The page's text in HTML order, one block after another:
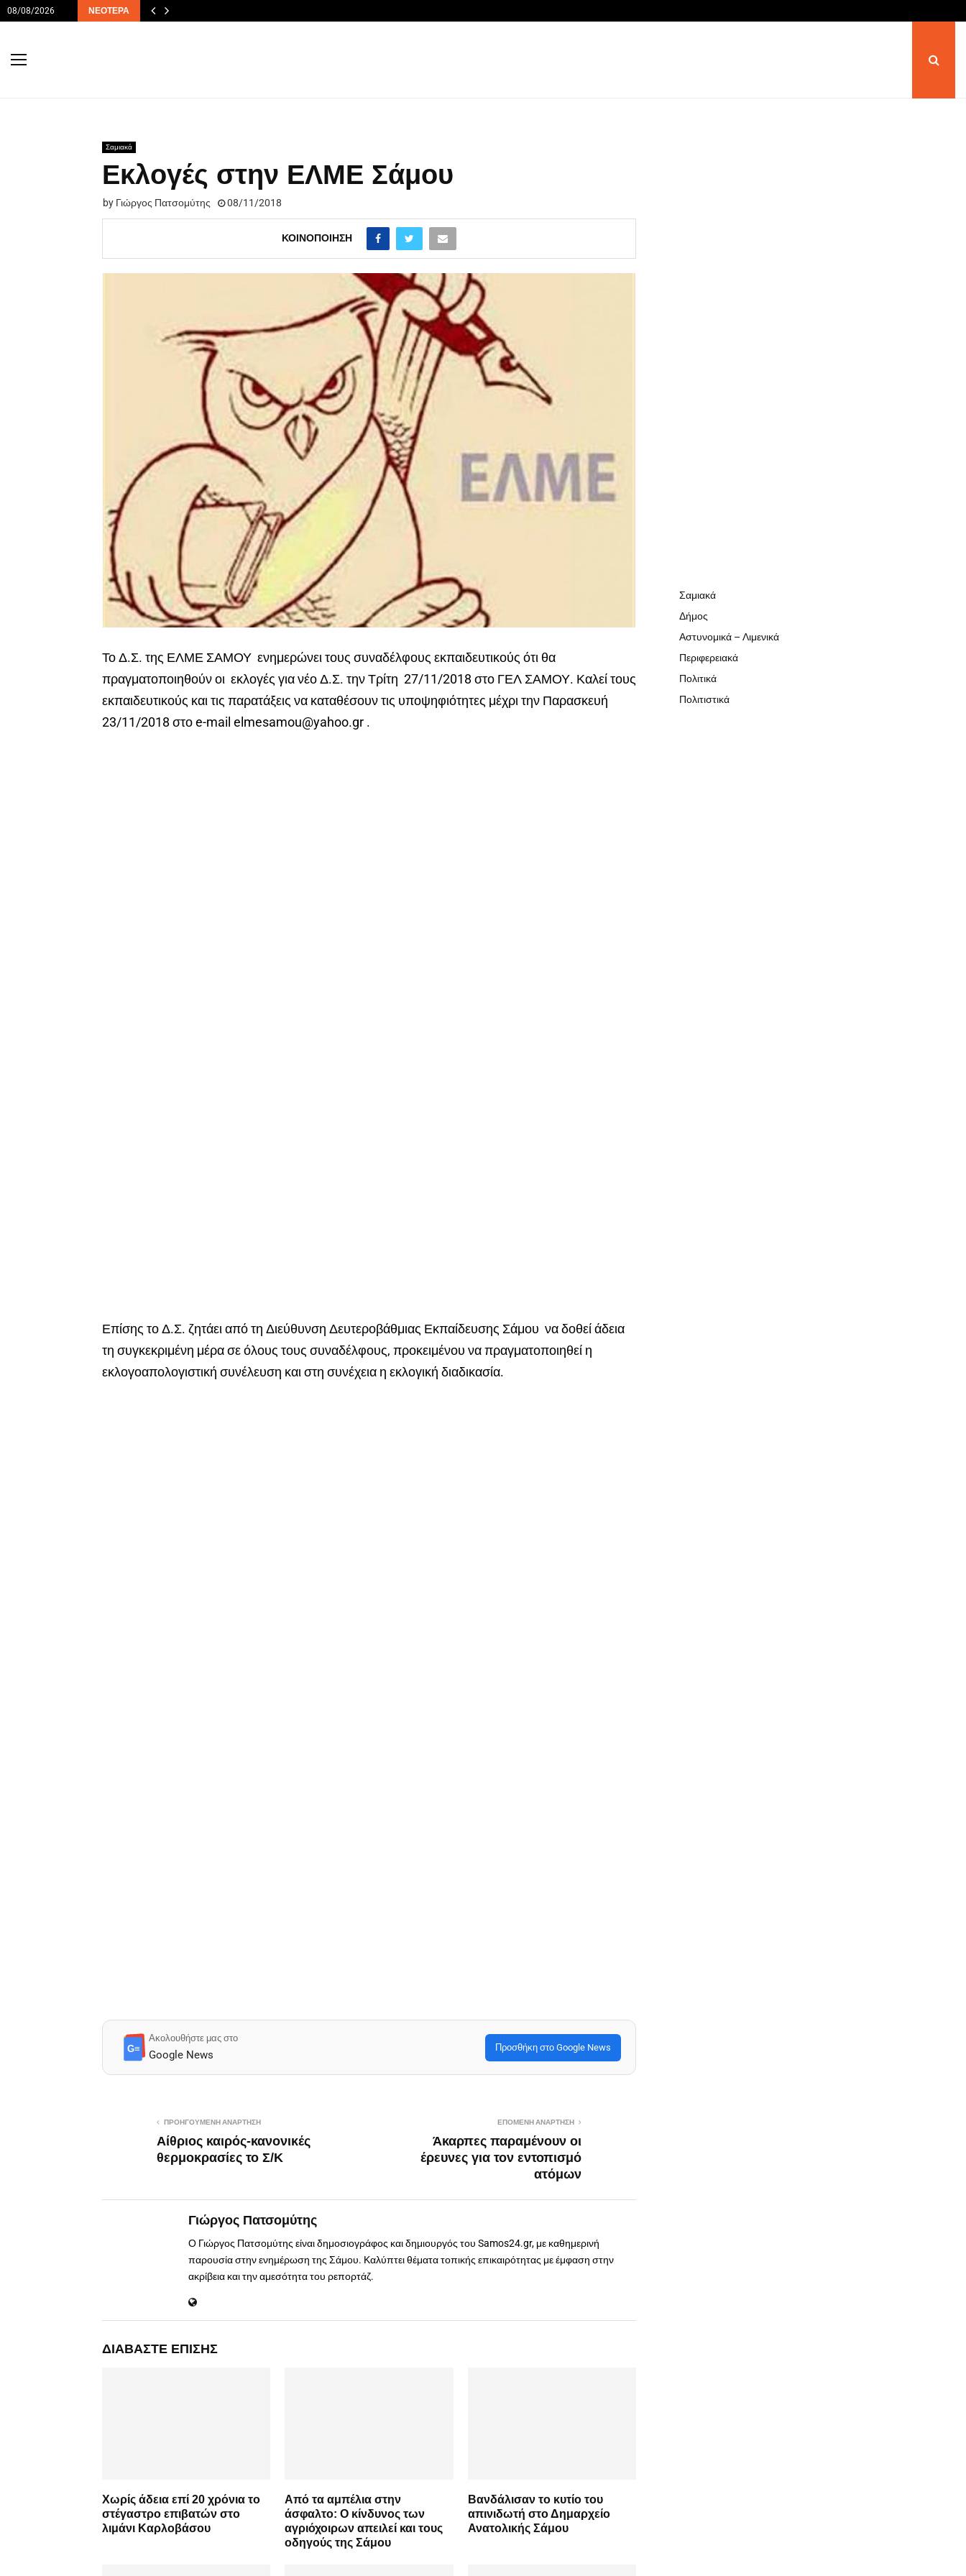
08/08/2026 ΝΕΌΤΕΡΑ
Σαμιακά
Εκλογές στην ΕΛΜΕ Σάμου
by Γιώργος Πατσομύτης 08/11/2018
ΚΟΙΝΟΠΟΊΗΣΗ
Το Δ.Σ. της ΕΛΜΕ ΣΑΜΟΥ ενημερώνει τους συναδέλφους εκπαιδευτικούς ότι θα
πραγματοποιηθούν οι εκλογές για νέο Δ.Σ. την Τρίτη 27/11/2018 στο ΓΕΛ ΣΑΜΟΥ. Καλεί τους
εκπαιδευτικούς και τις παρατάξεις να καταθέσουν τις υποψηφιότητες μέχρι την Παρασκευή
23/11/2018 στο e-mail elmesamou@yahoo.gr .
Επίσης το Δ.Σ. ζητάει από τη Διεύθυνση Δευτεροβάθμιας Εκπαίδευσης Σάμου να δοθεί άδεια
τη συγκεκριμένη μέρα σε όλους τους συναδέλφους, προκειμένου να πραγματοποιηθεί η
εκλογοαπολογιστική συνέλευση και στη συνέχεια η εκλογική διαδικασία.
G≡
Ακολουθήστε μας στο
Google News
Προσθήκη στο Google News
ΠΡΟΗΓΟΎΜΕΝΗ ΑΝΆΡΤΗΣΗ
Αίθριος καιρός-κανονικές
θερμοκρασίες το Σ/Κ
ΕΠΌΜΕΝΗ ΑΝΆΡΤΗΣΗ
Άκαρπες παραμένουν οι
έρευνες για τον εντοπισμό
ατόμων
Γιώργος Πατσομύτης
Ο Γιώργος Πατσομύτης είναι δημοσιογράφος και δημιουργός του Samos24.gr, με καθημερινή
παρουσία στην ενημέρωση της Σάμου. Καλύπτει θέματα τοπικής επικαιρότητας με έμφαση στην
ακρίβεια και την αμεσότητα του ρεπορτάζ.
ΔΙΑΒΆΣΤΕ ΕΠΊΣΗΣ
Χωρίς άδεια επί 20 χρόνια το
στέγαστρο επιβατών στο
λιμάνι Καρλοβάσου
Από τα αμπέλια στην
άσφαλτο: Ο κίνδυνος των
αγριόχοιρων απειλεί και τους
οδηγούς της Σάμου
Βανδάλισαν το κυτίο του
απινιδωτή στο Δημαρχείο
Ανατολικής Σάμου
Σαμιακά
Δήμος
Αστυνομικά – Λιμενικά
Περιφερειακά
Πολιτικά
Πολιτιστικά